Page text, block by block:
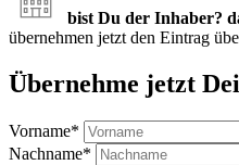
bist Du der Inhaber?
übernehmen jetzt den Eintrag
Übernehme jetzt
Vorname*
Nachname*